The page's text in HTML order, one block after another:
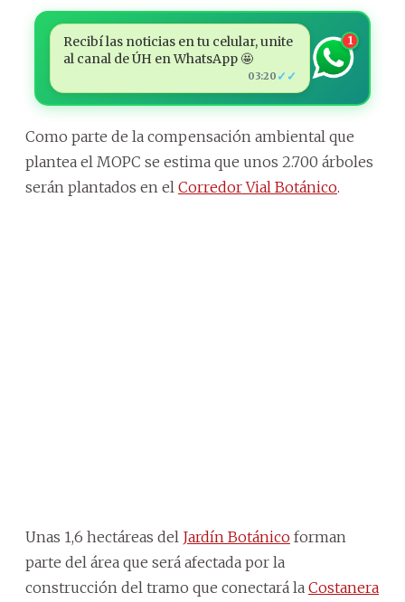
Recibí las noticias en tu celular, unite
al canal de ÚH en WhatsApp 🤩
03:20 ✓✓
1
Como parte de la compensación ambiental que
plantea el MOPC se estima que unos 2.700 árboles
serán plantados en el Corredor Vial Botánico.
Unas 1,6 hectáreas del Jardín Botánico forman
parte del área que será afectada por la
construcción del tramo que conectará la Costanera